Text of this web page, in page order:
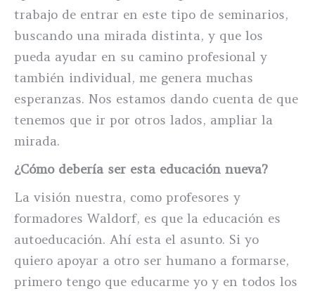
trabajo de entrar en este tipo de seminarios,
buscando una mirada distinta, y que los
pueda ayudar en su camino profesional y
también individual, me genera muchas
esperanzas. Nos estamos dando cuenta de que
tenemos que ir por otros lados, ampliar la
mirada.
¿Cómo debería ser esta educación nueva?
La visión nuestra, como profesores y
formadores Waldorf, es que la educación es
autoeducación. Ahí esta el asunto. Si yo
quiero apoyar a otro ser humano a formarse,
primero tengo que educarme yo y en todos los